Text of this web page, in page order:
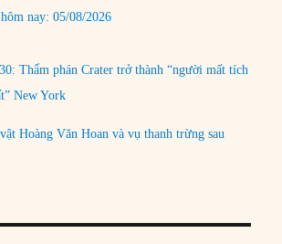
nay: 05/08/2026
Thẩm phán Crater trở thành “người mất tích
New York
Hoàng Văn Hoan và vụ thanh trừng sau